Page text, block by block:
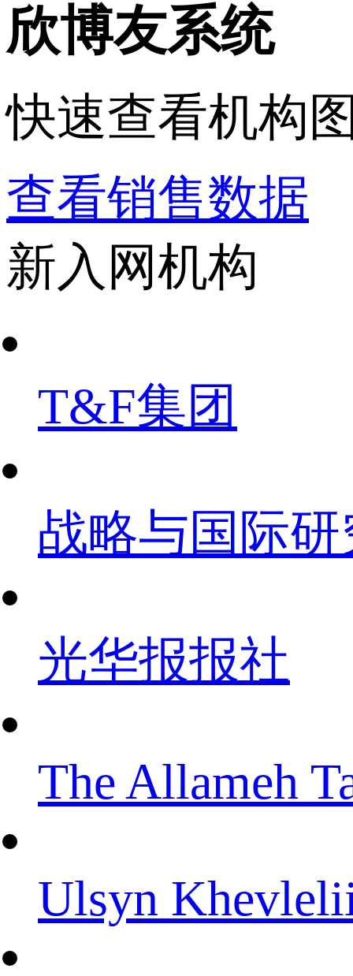
欣博友系统
快速查看机构
查看销售数据
新入网机构
T&F集团
战略与国际
光华报报社
The Allameh
Ulsyn